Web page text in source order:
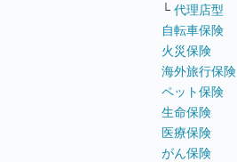
└ 代理店型
自転車保険
火災保険
海外旅行保険
ペット保険
生命保険
医療保険
がん保険